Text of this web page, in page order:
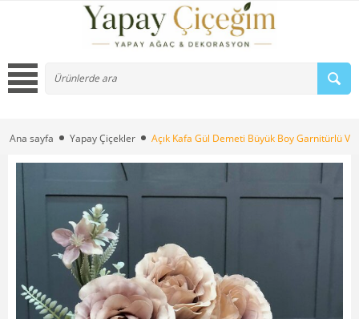
Ana sayfa Yapay Çiçekler Açık Kafa Gül Demeti Büyük Boy Garnitürlü